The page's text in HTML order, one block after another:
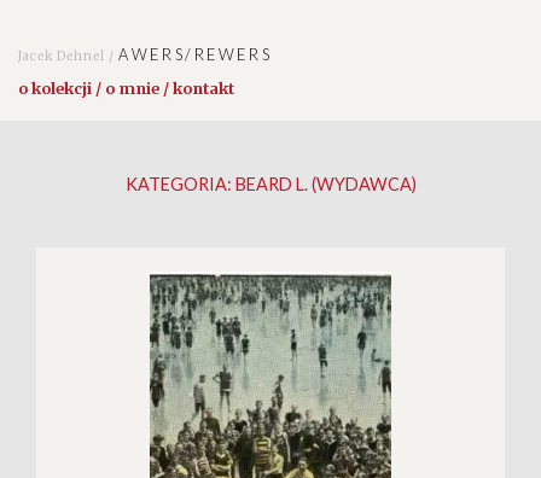
Jacek Dehnel /AWERS/REWERS
o kolekcji / o mnie / kontakt
KATEGORIA: BEARD L. (WYDAWCA)